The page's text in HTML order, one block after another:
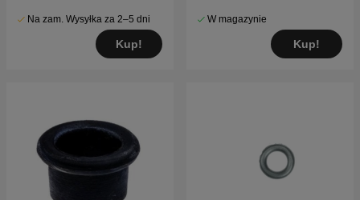
Na zam. Wysyłka za 2–5 dni
Kup!
W magazynie
Kup!